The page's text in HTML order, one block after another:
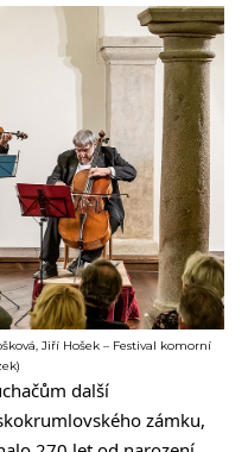
Jiří Hošek – Festival komorní
další
zámku,